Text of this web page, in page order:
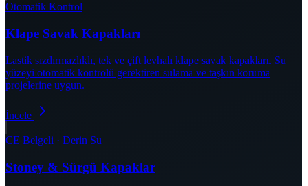
Otomatik Kontrol
Klape Savak Kapakları
Lastik sızdırmazlıklı, tek ve çift levhalı klape savak kapakları. Su
yüzeyi otomatik kontrolü gerektiren sulama ve taşkın koruma
projelerine uygun.
İncele
CE Belgeli · Derin Su
Stoney & Sürgü Kapaklar